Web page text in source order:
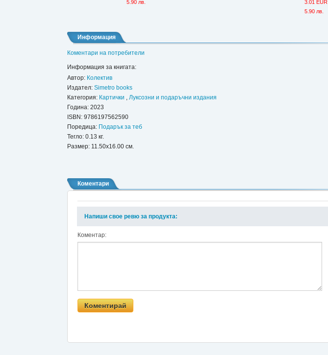
5.90 лв.
3.01 EUR
5.90 лв.
Информация
Коментари на потребители
Информация за книгата:
Автор: Колектив
Издател: Simetro books
Категория: Картички , Луксозни и подаръчни издания
Година: 2023
ISBN: 9786197562590
Поредица: Подарък за теб
Тегло: 0.13 кг.
Размер: 11.50x16.00 см.
Коментари
Напиши свое ревю за продукта:
Коментар: